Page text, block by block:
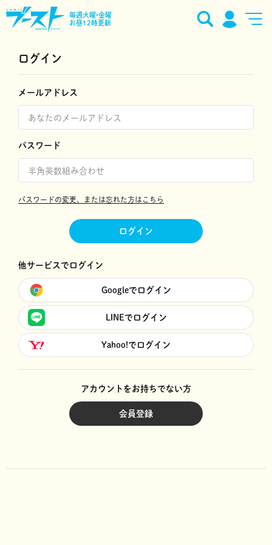
毎週火曜•金曜
お昼12時更新
ログイン
メールアドレス
パスワード
パスワードの変更、または忘れた方はこちら
ログイン
他サービスでログイン
Googleでログイン
LINEでログイン
Yahoo!でログイン
アカウントをお持ちでない方
会員登録